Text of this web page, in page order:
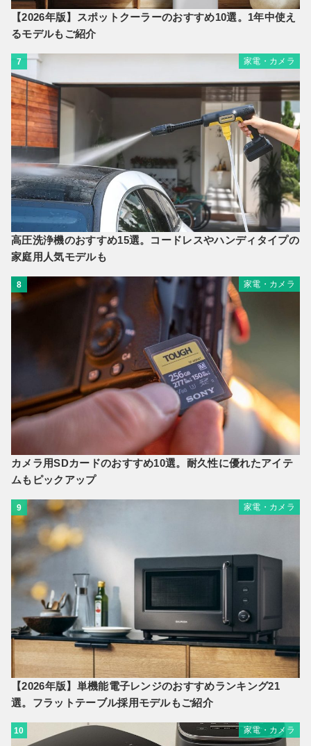
【2026年版】スポットクーラーのおすすめ10選。1年中使え
るモデルもご紹介
7 家電・カメラ
高圧洗浄機のおすすめ15選。コードレスやハンディタイプの
家庭用人気モデルも
8 家電・カメラ
カメラ用SDカードのおすすめ10選。耐久性に優れたアイテ
ムもピックアップ
9 家電・カメラ
【2026年版】単機能電子レンジのおすすめランキング21
選。フラットテーブル採用モデルもご紹介
10 家電・カメラ